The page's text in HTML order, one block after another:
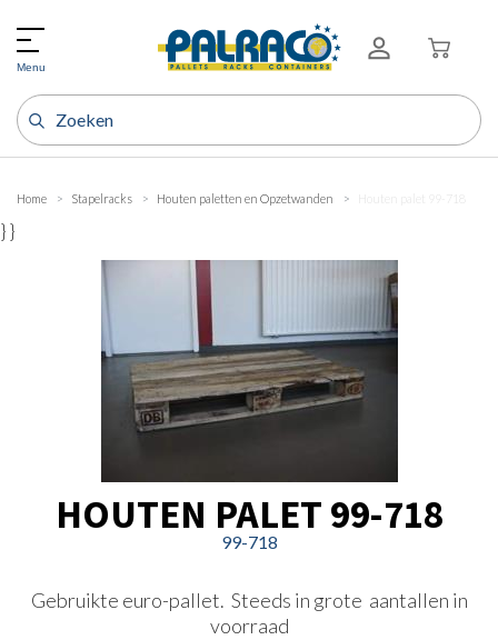
Menu
Home Stapelracks Houten paletten en Opzetwanden
} }
HOUTEN PALET 99-718
99-718
Gebruikte euro-pallet. Steeds in grote aantallen in
voorraad